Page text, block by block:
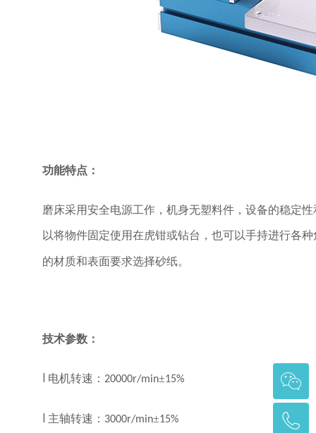
功能特点：
磨床采用安全电源工作，机身无塑料件，设备的稳定
以将物件固定使用在虎钳或钻台，也可以手持进行各
的材质和表面要求选择砂纸。
技术参数：
电机转速： 20000r/min±15%
主轴转速： 3000r/min±15%